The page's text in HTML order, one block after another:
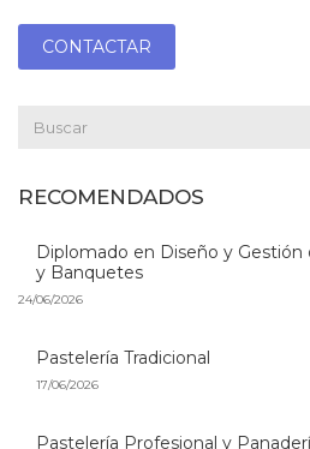
CONTACTAR
RECOMENDADOS
Diplomado en Diseño y
y Banquetes
24/06/2026
Pastelería Tradicional
17/06/2026
Pastelería Profesional y